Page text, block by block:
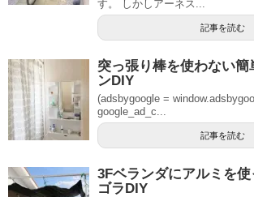
す。 しかしアーネス...
記事を読む
突っ張り棒を使わない
ンDIY
(adsbygoogle =
google_ad_c...
記事を読む
3Fベランダにアルミを
ゴラDIY